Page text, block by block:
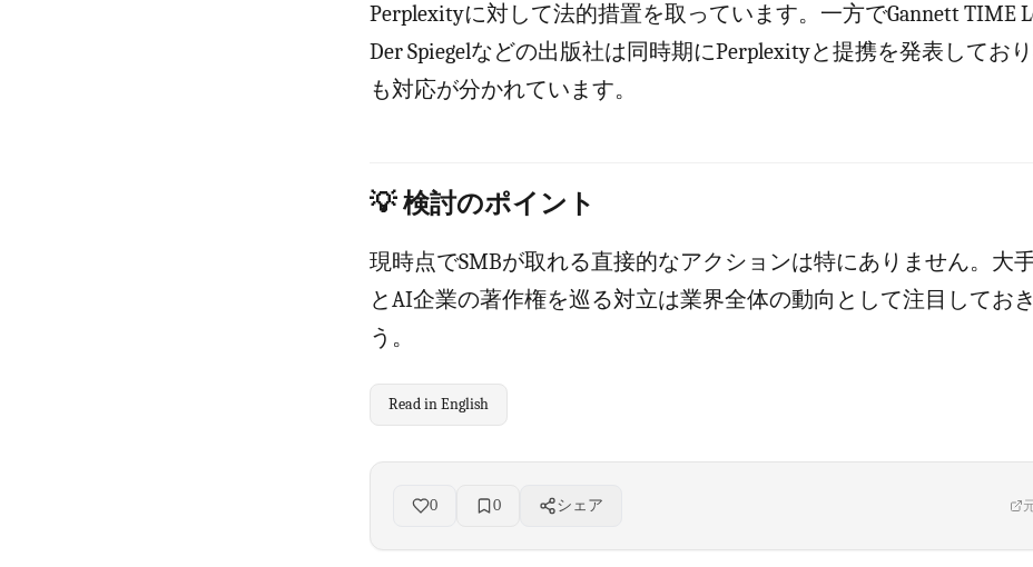
Perplexityに対して法的措置を取っています。一方でGannett TIME
Der Spiegelなどの出版社は同時期にPerplexityと提携を発表してお
も対応が分かれています。
💡 検討のポイント
現時点でSMBが取れる直接的なアクションは特にありません。大
とAI企業の著作権を巡る対立は業界全体の動向として注目してお
う。
Read in English
0 0 シェア